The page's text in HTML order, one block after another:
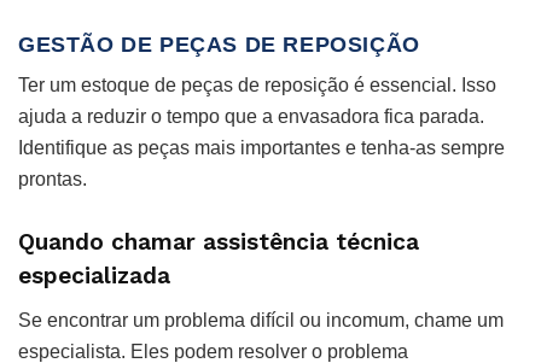
GESTÃO DE PEÇAS DE REPOSIÇÃO
Ter um estoque de peças de reposição é essencial. Isso
ajuda a reduzir o tempo que a envasadora fica parada.
Identifique as peças mais importantes e tenha-as sempre
prontas.
Quando chamar assistência técnica
especializada
Se encontrar um problema difícil ou incomum, chame um
especialista. Eles podem resolver o problema